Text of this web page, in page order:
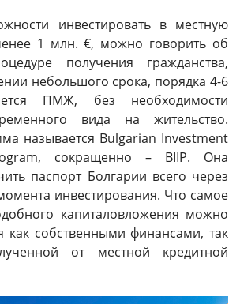
инвестировать в местную
1 млн. €, можно говорить об
получения гражданства,
небольшого срока, порядка 4-6
ПМЖ, без необходимости
вида на жительство.
называется Bulgarian Investment
сокращенно – BIIP. Она
паспорт Болгарии всего через
инвестирования. Что самое
капиталовложения можно
как собственными финансами, так
от местной кредитной